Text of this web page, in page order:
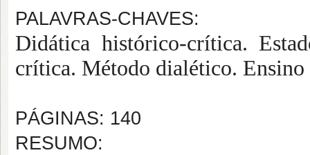
PALAVRAS-CHAVES:
Didática histórico-crítica.
crítica. Método dialético.
PÁGINAS: 140
RESUMO: